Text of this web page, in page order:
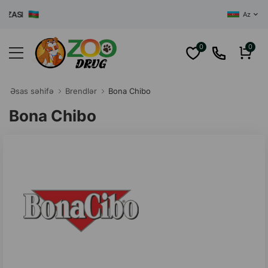
Az
0 0
Əsas səhifə Brendlər Bona Chibo
Bona Chibo